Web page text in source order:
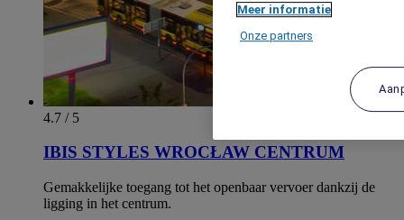
4.7 / 5
IBIS STYLES WROCŁAW CENTRUM
Gemakkelijke toegang tot het openbaar vervoer dankzij de
ligging in het centrum.
Meer informatie
Onze partners